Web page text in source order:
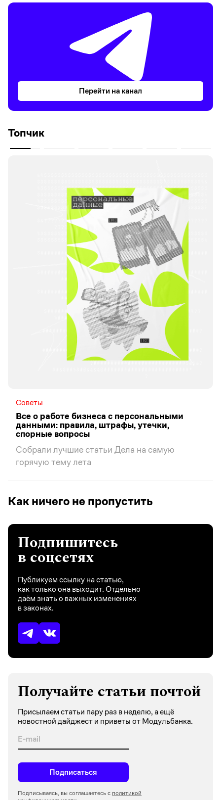
Перейти на канал
Топчик
Советы
Все о работе бизнеса с персональными
данными: правила, штрафы, утечки,
спорные вопросы
Собрали лучшие статьи Дела на самую
горячую тему лета
Как ничего не пропустить
Подпишитесь
в соцсетях
Публикуем ссылку на статью,
как только она выходит. Отдельно
даём знать о важных изменениях
в законах.
Получайте статьи почтой
Присылаем статьи пару раз в неделю, а ещё
новостной дайджест и приветы от Модульбанка.
Подписаться
Подписываясь, вы соглашаетесь с политикой